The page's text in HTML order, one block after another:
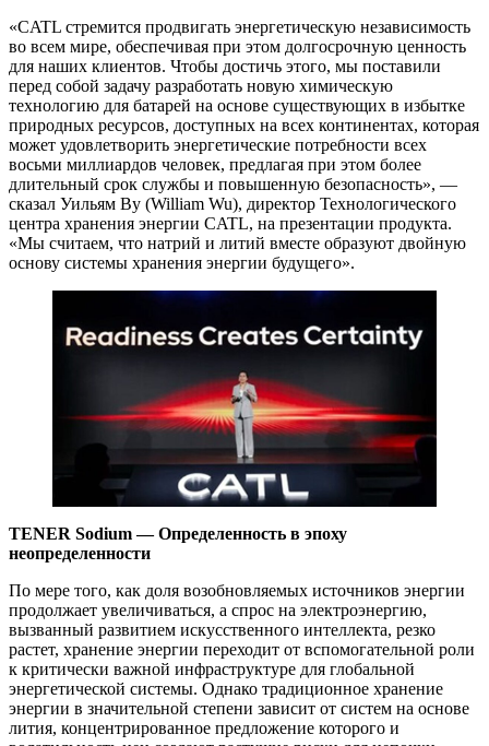
«CATL стремится продвигать энергетическую независимость
во всем мире, обеспечивая при этом долгосрочную ценность
для наших клиентов. Чтобы достичь этого, мы поставили
перед собой задачу разработать новую химическую
технологию для батарей на основе существующих в избытке
природных ресурсов, доступных на всех континентах, которая
может удовлетворить энергетические потребности всех
восьми миллиардов человек, предлагая при этом более
длительный срок службы и повышенную безопасность», —
сказал Уильям Ву (William Wu), директор Технологического
центра хранения энергии CATL, на презентации продукта.
«Мы считаем, что натрий и литий вместе образуют двойную
основу системы хранения энергии будущего».
TENER Sodium — Определенность в эпоху
неопределенности
По мере того, как доля возобновляемых источников энергии
продолжает увеличиваться, а спрос на электроэнергию,
вызванный развитием искусственного интеллекта, резко
растет, хранение энергии переходит от вспомогательной роли
к критически важной инфраструктуре для глобальной
энергетической системы. Однако традиционное хранение
энергии в значительной степени зависит от систем на основе
лития, концентрированное предложение которого и